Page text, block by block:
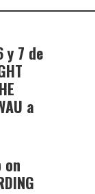
y 7 de
a
on